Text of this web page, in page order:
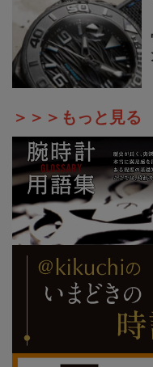
＞＞＞もっと見る